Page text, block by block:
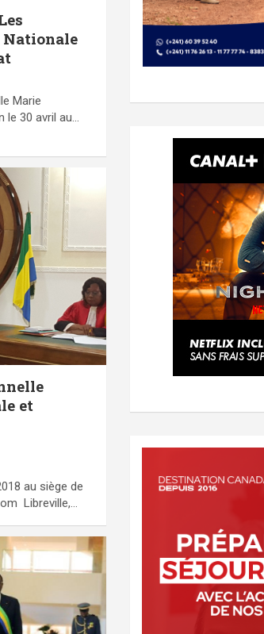
Nationale
Marie
le 30 avril au…
et
au siège de
Libreville,…